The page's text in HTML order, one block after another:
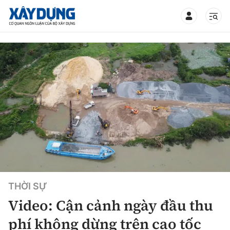
TIN BỘ XÂY DỰNG
CHUYÊN MỤC
Mới nhất
Thời sự
Chính trị
Xã hội
Xây dựng
Chỉ đạo điều hành
Giao thông
THỜI SỰ
Video: Cận cảnh ngày đầu thu
phí không dừng trên cao tốc